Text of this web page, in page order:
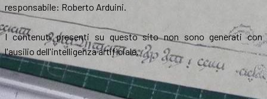
responsabile: Roberto Arduini.
I contenuti presenti su questo sito non sono generati con
l'ausilio dell'intelligenza artificiale.